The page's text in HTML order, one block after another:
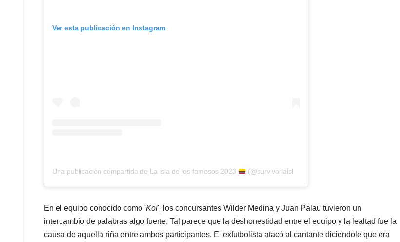
Ver esta publicación en Instagram
Una publicación compartida de La isla de los famosos 2023 (@survivorlaisla)
En el equipo conocido como 'Koi', los concursantes Wilder Medina y Juan Palau tuvieron un
intercambio de palabras algo fuerte. Tal parece que la deshonestidad entre el equipo y la lealtad fue la
causa de aquella riña entre ambos participantes. El exfutbolista atacó al cantante diciéndole que era